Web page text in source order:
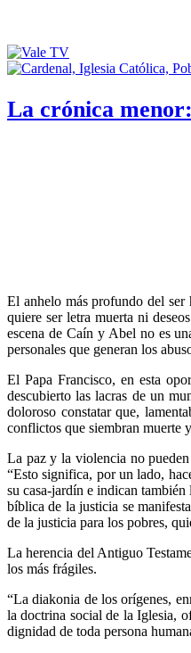
La crónica
El anhelo más profundo del ser
quiere ser letra muerta ni
escena de Caín y Abel no es
personales que generan los
El Papa Francisco, en esta
descubierto las lacras de un
doloroso constatar que,
conflictos que siembran muerte
La paz y la violencia no
“Esto significa, por un lado,
su casa-jardín e indican
bíblica de la justicia se
de la justicia para los pobres,
La herencia del Antiguo
los más frágiles.
“La diakonia de los orígenes,
la doctrina social de la Iglesia,
dignidad de toda persona